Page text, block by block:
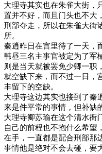
大理寺其实也在朱雀大街，
置并不好，而且门头也不大
刑部夺走，所以在朱雀大街
所。
秦逍昨日在宫里待了一天，
韩昼三名主事官被定为了军
则是当天就被罢免少卿一职
就空缺下来，而不过一日，
丰留下的空缺。
大理寺这边其实也接到了秦
来是件平常的事情，但补缺
大理寺卿苏瑜在这个清水衙
自己的前程也不抱什么希望
在手，一直都是配合刑部那
事情他是绝对不会去碰，要